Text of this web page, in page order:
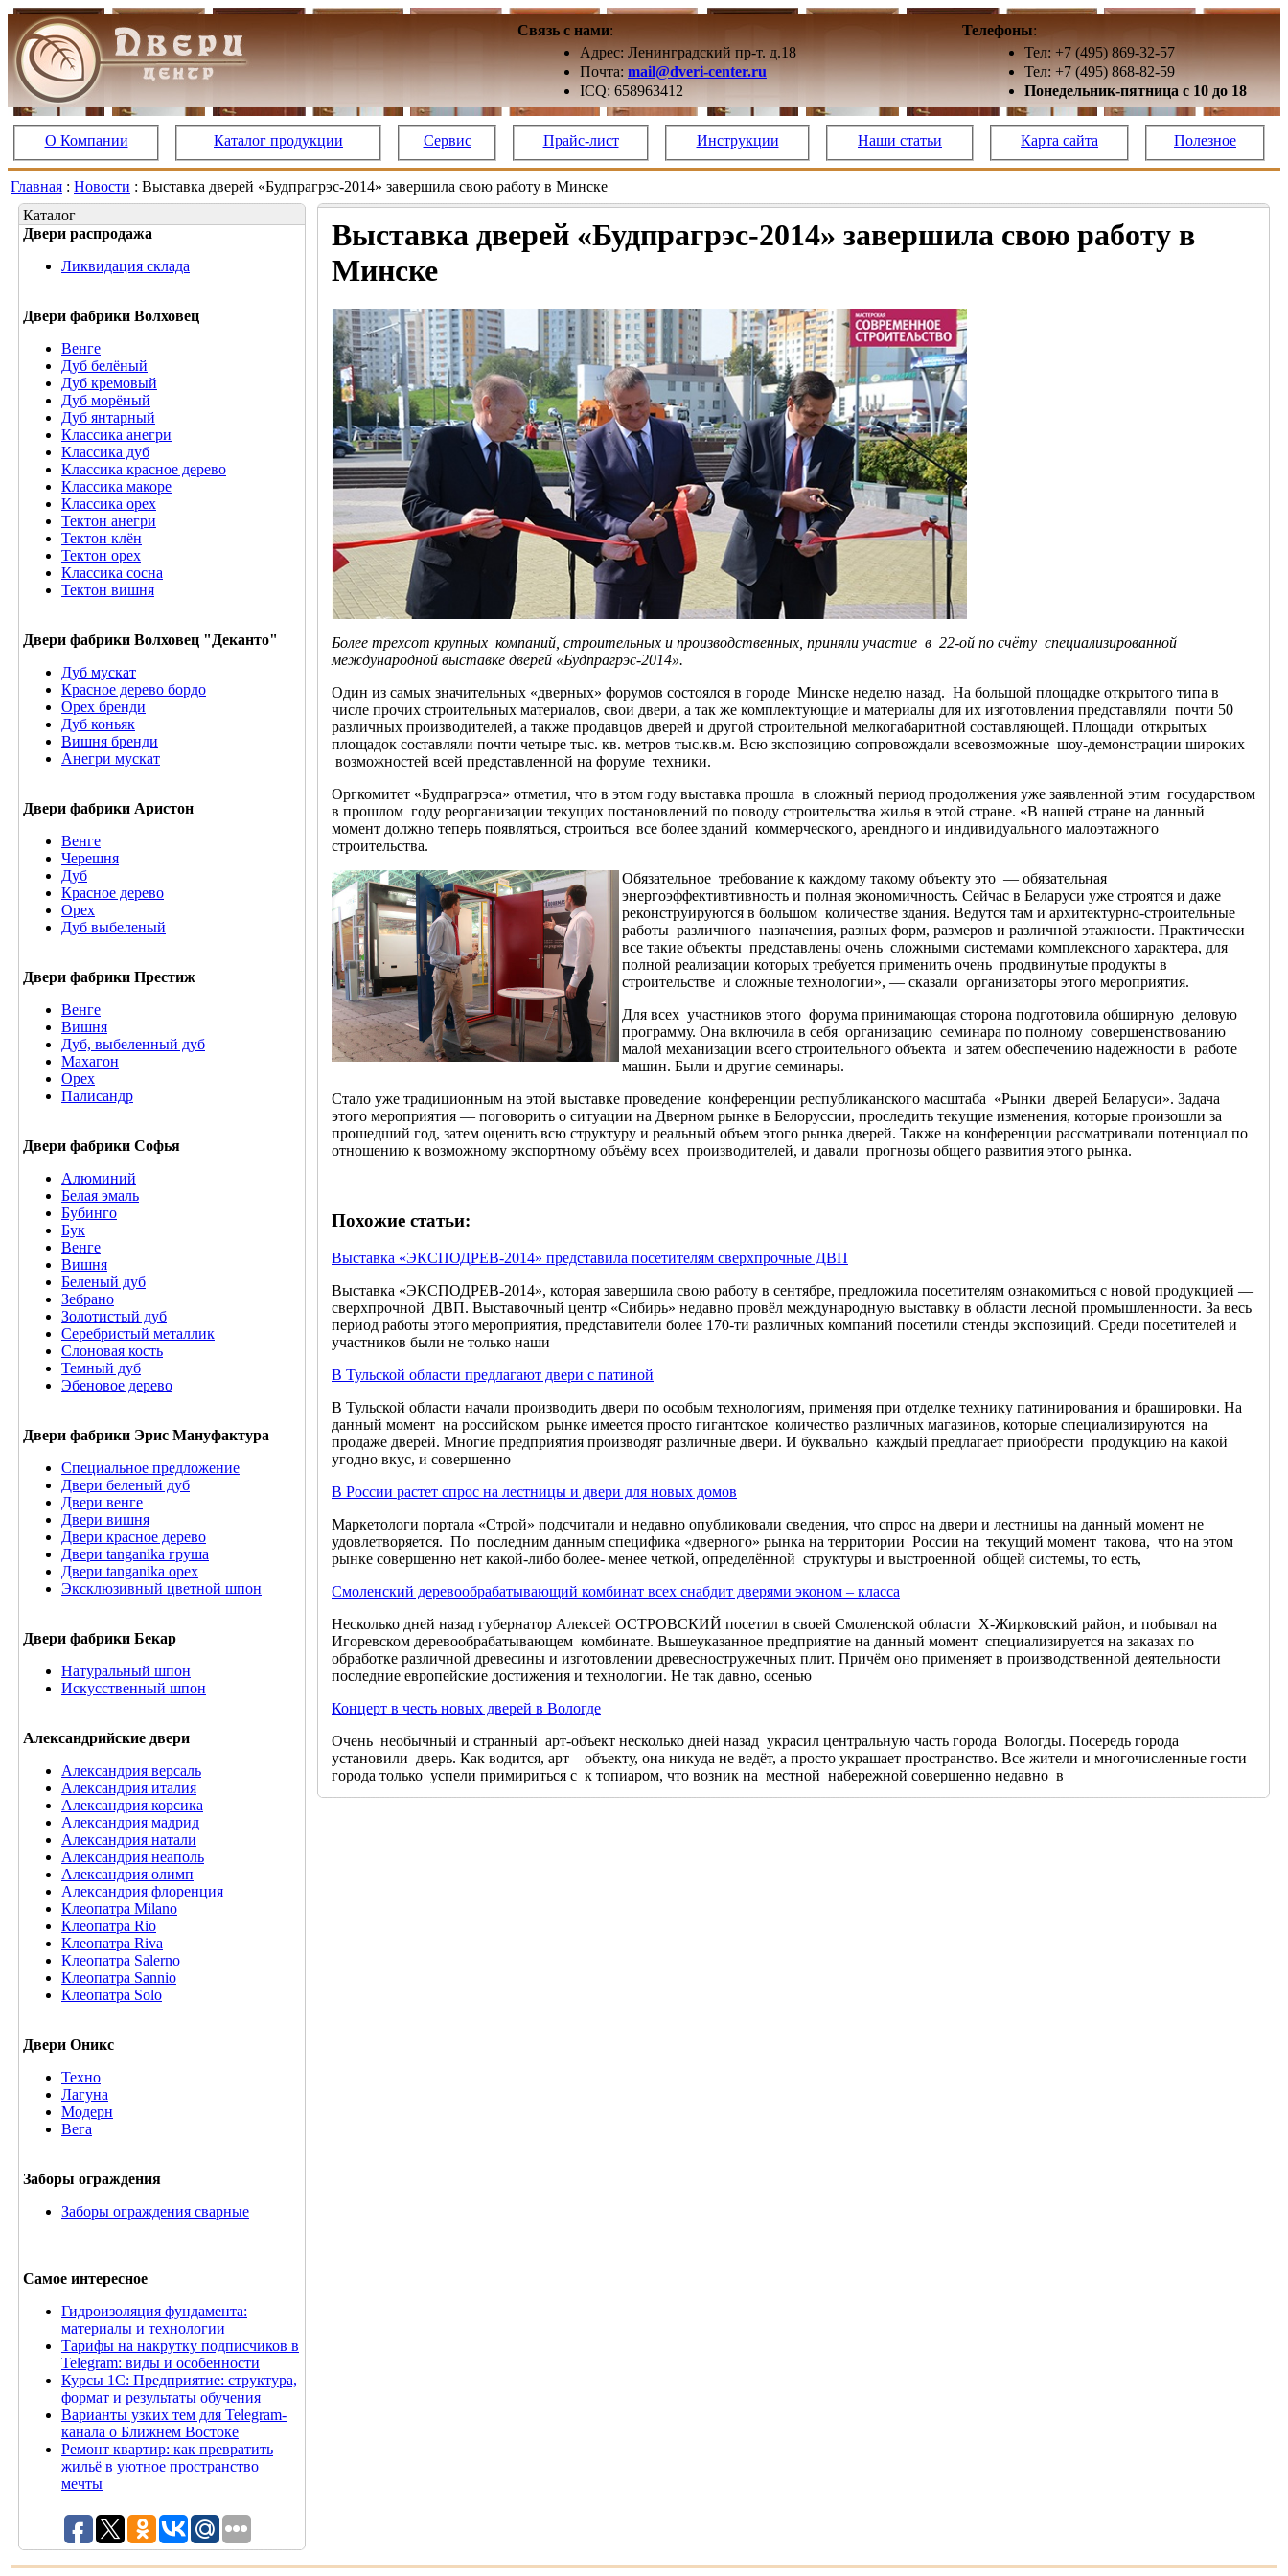
Связь с нами:
Адрес: Ленинградский пр-т. д.18
Почта:mail@dveri-center.ru
ICQ: 658963412
Телефоны:
Тел: +7 (495) 869-32-57
Тел: +7 (495) 868-82-59
Понедельник-пятница с 10 до 18
О Компании Каталог продукции Сервис Прайс-лист Инструкции Наши статьи Карта сайта Полезное
Главная : Новости : Выставка дверей «Будпрагрэс-2014» завершила свою работу в Минске
Каталог
Двери распродажа
Ликвидация склада
Двери фабрики Волховец
Венге
Дуб белёный
Дуб кремовый
Дуб морёный
Дуб янтарный
Классика анегри
Классика дуб
Классика красное дерево
Классика макоре
Классика орех
Тектон анегри
Тектон клён
Тектон орех
Классика сосна
Тектон вишня
Двери фабрики Волховец "Деканто"
Дуб мускат
Красное дерево бордо
Орех бренди
Дуб коньяк
Вишня бренди
Анегри мускат
Двери фабрики Аристон
Венге
Черешня
Дуб
Красное дерево
Орех
Дуб выбеленый
Двери фабрики Престиж
Венге
Вишня
Дуб, выбеленный дуб
Махагон
Орех
Палисандр
Двери фабрики Софья
Алюминий
Белая эмаль
Бубинго
Бук
Венге
Вишня
Беленый дуб
Зебрано
Золотистый дуб
Серебристый металлик
Слоновая кость
Темный дуб
Эбеновое дерево
Двери фабрики Эрис Мануфактура
Специальное предложение
Двери беленый дуб
Двери венге
Двери вишня
Двери красное дерево
Двери tanganika груша
Двери tanganika oрех
Эксклюзивный цветной шпон
Двери фабрики Бекар
Натуральный шпон
Искусственный шпон
Александрийские двери
Александрия версаль
Александрия италия
Александрия корсика
Александрия мадрид
Александрия натали
Александрия неаполь
Александрия олимп
Александрия флоренция
Клеопатра Milano
Клеопатра Rio
Клеопатра Riva
Клеопатра Salerno
Клеопатра Sannio
Клеопатра Solo
Двери Оникс
Техно
Лагуна
Модерн
Вега
Заборы ограждения
Заборы ограждения сварные
Самое интересное
Гидроизоляция фундамента:
материалы и технологии
Тарифы на накрутку подписчиков в
Telegram: виды и особенности
Курсы 1С: Предприятие: структура,
формат и результаты обучения
Варианты узких тем для Telegram-
канала о Ближнем Востоке
Ремонт квартир: как превратить
жильё в уютное пространство
мечты
Выставка дверей «Будпрагрэс-2014» завершила свою работу в
Минске
Более трехсот крупных компаний, строительных и производственных, приняли участие в 22-ой по счёту специализированной
международной выставке дверей «Будпрагрэс-2014».
Один из самых значительных «дверных» форумов состоялся в городе Минске неделю назад. На большой площадке открытого типа в
числе прочих строительных материалов, свои двери, а так же комплектующие и материалы для их изготовления представляли почти 50
различных производителей, а также продавцов дверей и другой строительной мелкогабаритной составляющей. Площади открытых
площадок составляли почти четыре тыс. кв. метров тыс.кв.м. Всю зкспозицию сопровождали всевозможные шоу-демонстрации широких
возможностей всей представленной на форуме техники.
Оргкомитет «Будпрагрэса» отметил, что в этом году выставка прошла в сложный период продолжения уже заявленной этим государством
в прошлом году реорганизации текущих постановлений по поводу строительства жилья в этой стране. «В нашей стране на данный
момент должно теперь появляться, строиться все более зданий коммерческого, арендного и индивидуального малоэтажного
строительства.
Обязательное требование к каждому такому объекту это — обязательная
энергоэффективтивность и полная экономичность. Сейчас в Беларуси уже строятся и даже
реконструируются в большом количестве здания. Ведутся там и архитектурно-строительные
работы различного назначения, разных форм, размеров и различной этажности. Практически
все такие объекты представлены очень сложными системами комплексного характера, для
полной реализации которых требуется применить очень продвинутые продукты в
строительстве и сложные технологии», — сказали организаторы этого мероприятия.
Для всех участников этого форума принимающая сторона подготовила обширную деловую
программу. Она включила в себя организацию семинара по полному совершенствованию
малой механизации всего строительного объекта и затем обеспечению надежности в работе
машин. Были и другие семинары.
Стало уже традиционным на этой выставке проведение конференции республиканского масштаба «Рынки дверей Беларуси». Задача
этого мероприятия — поговорить о ситуации на Дверном рынке в Белоруссии, проследить текущие изменения, которые произошли за
прошедший год, затем оценить всю структуру и реальный объем этого рынка дверей. Также на конференции рассматривали потенциал по
отношению к возможному экспортному объёму всех производителей, и давали прогнозы общего развития этого рынка.
Похожие статьи:
Выставка «ЭКСПОДРЕВ-2014» представила посетителям сверхпрочные ДВП
Выставка «ЭКСПОДРЕВ-2014», которая завершила свою работу в сентябре, предложила посетителям ознакомиться с новой продукцией —
сверхпрочной ДВП. Выставочный центр «Сибирь» недавно провёл международную выставку в области лесной промышленности. За весь
период работы этого мероприятия, представители более 170-ти различных компаний посетили стенды экспозиций. Среди посетителей и
участников были не только наши
В Тульской области предлагают двери с патиной
В Тульской области начали производить двери по особым технологиям, применяя при отделке технику патинирования и брашировки. На
данный момент на российском рынке имеется просто гигантское количество различных магазинов, которые специализируются на
продаже дверей. Многие предприятия производят различные двери. И буквально каждый предлагает приобрести продукцию на какой
угодно вкус, и совершенно
В России растет спрос на лестницы и двери для новых домов
Маркетологи портала «Строй» подсчитали и недавно опубликовали сведения, что спрос на двери и лестницы на данный момент не
удовлетворяется. По последним данным специфика «дверного» рынка на территории России на текущий момент такова, что на этом
рынке совершенно нет какой-либо более- менее четкой, определённой структуры и выстроенной общей системы, то есть,
Смоленский деревообрабатывающий комбинат всех снабдит дверями эконом – класса
Несколько дней назад губернатор Алексей ОСТРОВСКИЙ посетил в своей Смоленской области Х-Жирковский район, и побывал на
Игоревском деревообрабатывающем комбинате. Вышеуказанное предприятие на данный момент специализируется на заказах по
обработке различной древесины и изготовлении древесностружечных плит. Причём оно применяет в производственной деятельности
последние европейские достижения и технологии. Не так давно, осенью
Концерт в честь новых дверей в Вологде
Очень необычный и странный арт-объект несколько дней назад украсил центральную часть города Вологды. Посередь города
установили дверь. Как водится, арт – объекту, она никуда не ведёт, а просто украшает пространство. Все жители и многочисленные гости
города только успели примириться с к топиаром, что возник на местной набережной совершенно недавно в